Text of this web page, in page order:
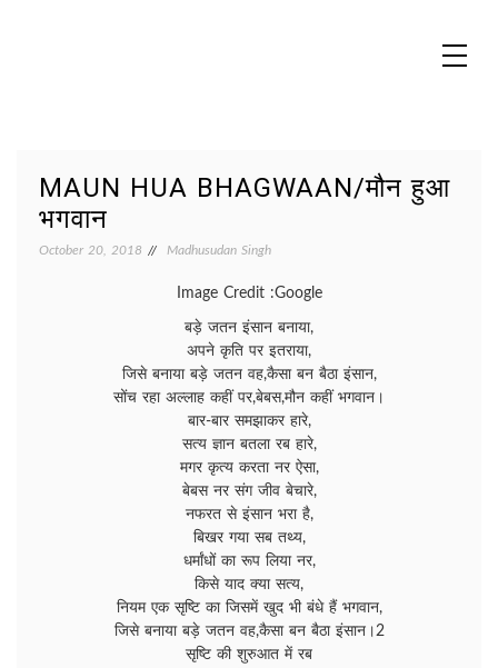
MAUN HUA BHAGWAAN/मौन हुआ
भगवान
October 20, 2018 Madhusudan Singh
Image Credit :Google
बड़े जतन इंसान बनाया,
अपने कृति पर इतराया,
जिसे बनाया बड़े जतन वह,कैसा बन बैठा इंसान,
सोंच रहा अल्लाह कहीं पर,बेबस,मौन कहीं भगवान।
बार-बार समझाकर हारे,
सत्य ज्ञान बतला रब हारे,
मगर कृत्य करता नर ऐसा,
बेबस नर संग जीव बेचारे,
नफरत से इंसान भरा है,
बिखर गया सब तथ्य,
धर्मांधों का रूप लिया नर,
किसे याद क्या सत्य,
नियम एक सृष्टि का जिसमें खुद भी बंधे हैं भगवान,
जिसे बनाया बड़े जतन वह,कैसा बन बैठा इंसान।2
सृष्टि की शुरुआत में रब